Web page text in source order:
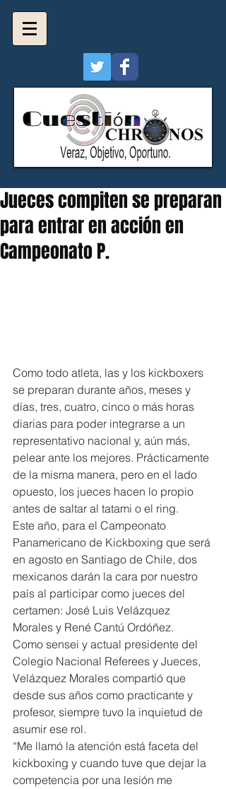
Jueces compiten se preparan
para entrar en acción en
Campeonato P.
Como todo atleta, las y los kickboxers
se preparan durante años, meses y
días, tres, cuatro, cinco o más horas
diarias para poder integrarse a un
representativo nacional y, aún más,
pelear ante los mejores. Prácticamente
de la misma manera, pero en el lado
opuesto, los jueces hacen lo propio
antes de saltar al tatami o el ring.
Este año, para el Campeonato
Panamericano de Kickboxing que será
en agosto en Santiago de Chile, dos
mexicanos darán la cara por nuestro
país al participar como jueces del
certamen: José Luis Velázquez
Morales y René Cantú Ordóñez.
Como sensei y actual presidente del
Colegio Nacional Referees y Jueces,
Velázquez Morales compartió que
desde sus años como practicante y
profesor, siempre tuvo la inquietud de
asumir ese rol.
“Me llamó la atención está faceta del
kickboxing y cuando tuve que dejar la
competencia por una lesión me